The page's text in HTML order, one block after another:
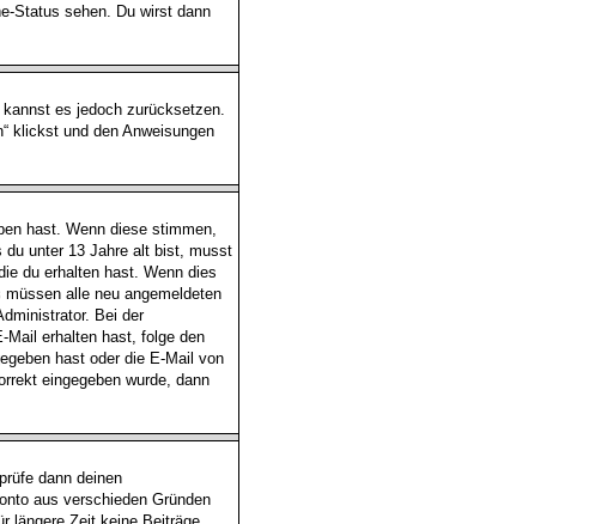
Status sehen. Du wirst dann
es jedoch zurücksetzen.
klickst und den Anweisungen
hast. Wenn diese stimmen,
unter 13 Jahre alt bist, musst
du erhalten hast. Wenn dies
alle neu angemeldeten
Bei der
Mail erhalten hast, folge den
hast oder die E-Mail von
eingegeben wurde, dann
dann deinen
aus verschieden Gründen